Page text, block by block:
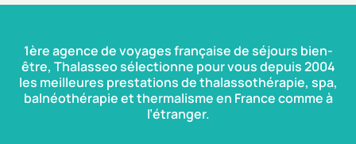
1ère agence de voyages française de séjours bien-
être, Thalasseo sélectionne pour vous depuis 2004
les meilleures prestations de thalassothérapie, spa,
balnéothérapie et thermalisme en France comme à
l’étranger.